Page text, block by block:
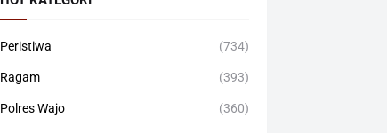
Peristiwa (734)
Ragam (393)
Polres Wajo (360)